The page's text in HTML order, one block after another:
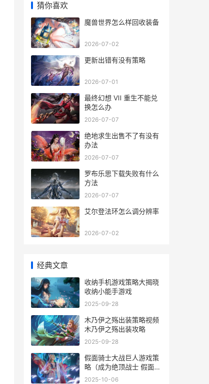
猜你喜欢
魔兽世界怎么样回收装备
2026-07-02
更新出错有没有策略
2026-07-01
最终幻想 VII 重生不能兑
换怎么办
2026-07-07
绝地求生出售不了有没有
办法
2026-07-07
罗布乐思下载失败有什么
方法
2026-07-07
艾尔登法环怎么调分辨率
2026-07-02
经典文章
收纳手机游戏策略大揭晓
收纳小能手游戏
2025-09-28
木乃伊之殇出装策略视频
木乃伊之殇出装攻略
2025-09-28
假面骑士大战巨人游戏策
略（成为绝顶战士 假面骑
士巨骑是哪个年代
2025-10-06